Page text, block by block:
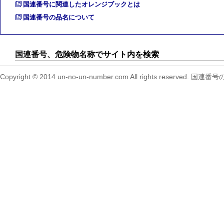
国連番号に関連したオレンジブックとは
国連番号の品名について
国連番号、危険物名称でサイト内を検索
Copyright © 2014 un-no-un-number.com All rights reserved. 国連番号